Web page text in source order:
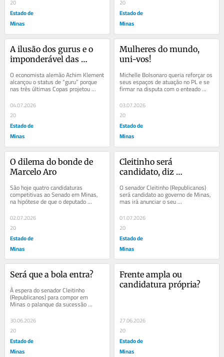
20
Estado de
Minas
20
Estado de
Minas
A ilusão dos gurus e o
imponderável das
O economista alemão Achim Klement
alcançou o status de “guru” porque
nas três últimas Copas projetou
corretamente o país campeão, com
apoio...
04.07.2026
20
Estado de
Minas
Mulheres do mundo,
uni-vos!
Michelle Bolsonaro queria reforçar os
seus espaços de atuação no PL e se
firmar na disputa com o enteado
Flávio Bolsonaro por protagonismo
no...
03.07.2026
20
Estado de
Minas
O dilema do bonde de
Marcelo Aro
São hoje quatro candidaturas
competitivas ao Senado em Minas,
na hipótese de que o deputado
federal Aécio Neves (PSDB) não
concorra: a ex-prefeita...
02.07.2026
20
Estado de
Minas
Cleitinho será
candidato, diz
Republicanos
O senador Cleitinho (Republicanos)
será candidato ao governo de Minas,
mas irá anunciar o seu
Mundo, véspera das...
01.07.2026
20
Estado de
Minas
Será que a bola entra?
À espera do senador Cleitinho
(Republicanos) para compor em
Minas o palanque da sucessão
presidencial do senador Flávio
Bolsonaro (PL-RJ) e também...
30.06.2026
20
Estado de
Minas
Frente ampla ou
candidatura própria?
27.06.2026
20
Estado de
Minas